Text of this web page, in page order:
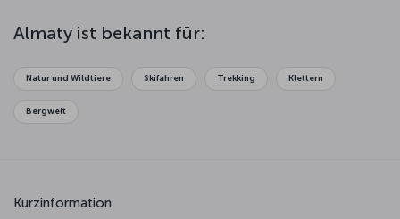
Almaty ist bekannt für:
Natur und Wildtiere Skifahren Trekking Klettern
Bergwelt
Kurzinformation